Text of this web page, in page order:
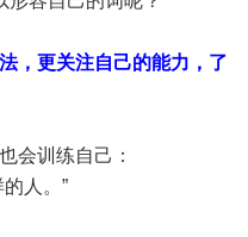
，更关注自己的能力，了
会训练自己：
人。”